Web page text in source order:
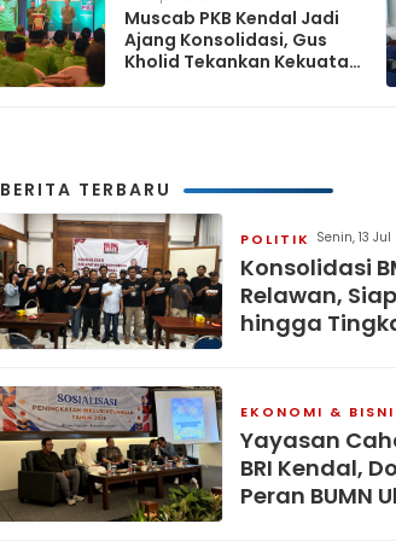
Muscab PKB Kendal Jadi
Ajang Konsolidasi, Gus
Kholid Tekankan Kekuatan
BERITA TERBARU
POLITIK Senin, 13 Jul
Konsolidasi
Relawan,
hingga
EKONOMI &
Yayasan
BRI Kendal,
Peran BUMN